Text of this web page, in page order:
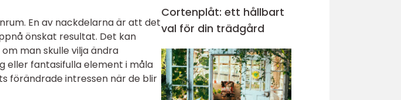
En av nackdelarna är att det
önskat resultat. Det kan
man skulle vilja ändra
eller fantasifulla element i måla
förändrade intressen när de blir
Cortenplåt: ett hållbart
val för din trädgård